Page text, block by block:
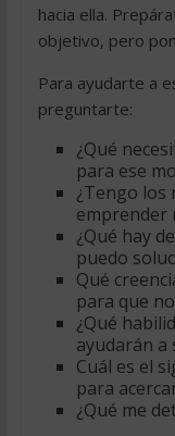
hacia ella.
objetivo, pero
Para ayudarte a
preguntarte:
¿Qué
para ese
¿Tengo los
emprender
¿Qué hay
puedo
Qué
para que
¿Qué
ayudarán a
Cuál es el
para
¿Qué me